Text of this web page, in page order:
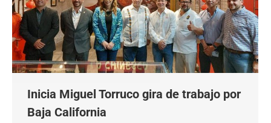
Inicia Miguel Torruco gira de trabajo por
Baja California